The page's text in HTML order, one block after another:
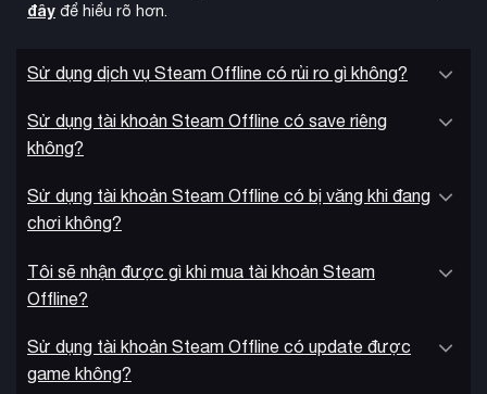
Phương thức tối ưu:
Độ tin cậy cao:KAMIKEY là shop game bản quyền uy tín
với nhiều năm kinh nghiệm phục vụ cộng đồng game thủ
Việt Nam
Hướng dẫn mua game Steam Offline tại KAMIKEY
Ấn nút “Mua ngay”
Nhập thông tincá nhân và địa chỉ giao hàng (nếu có)
Hoàn tất thanh toántheo hướng dẫn
đây để hiểu rõ hơn.
Sử dụng dịch vụ Steam Offline có rủi ro gì không?
Sử dụng tài khoản Steam Offline có save riêng
không?
Sử dụng tài khoản Steam Offline có bị văng khi đang
chơi không?
Tôi sẽ nhận được gì khi mua tài khoản Steam
Offline?
Sử dụng tài khoản Steam Offline có update được
game không?